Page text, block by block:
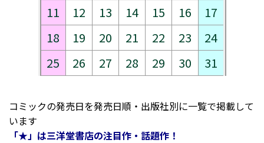
11
12 13 14 15 16
17
18
19 20 21 22 23
24
25
26 27 28 29 30 31
コミックの発売日を発売日順・出版社別に一覧で掲載して
います
「★」は三洋堂書店の注目作・話題作！